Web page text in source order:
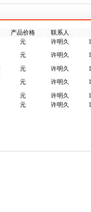
产品价格
联系人
元 许明久
元 许明久
元 许明久
元 许明久
元 许明久
元 许明久